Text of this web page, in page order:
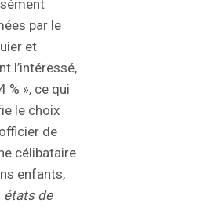
par le
et
l’intéressé,
% », ce qui
le choix
de
célibataire
enfants,
états de